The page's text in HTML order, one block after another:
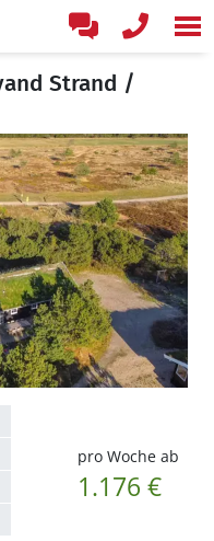
Strand /
pro Woche ab
1.176 €